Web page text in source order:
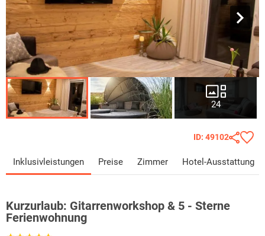
24
ID: 49102
Inklusivleistungen Preise Zimmer Hotel-Ausstattung
Kurzurlaub: Gitarrenworkshop & 5 - Sterne
Ferienwohnung